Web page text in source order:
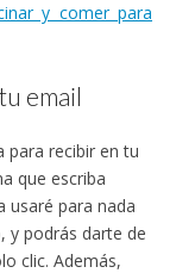
y comer para
email
para recibir en tu
que escriba
usaré para nada
y podrás darte de
clic. Además,